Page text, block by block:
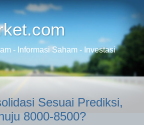
- Informasi Saham - Investasi
Sesuai Prediksi,
8000-8500?